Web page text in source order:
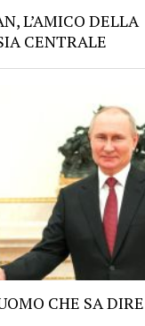
L’AMICO DELLA
CENTRALE
CHE SA DIRE